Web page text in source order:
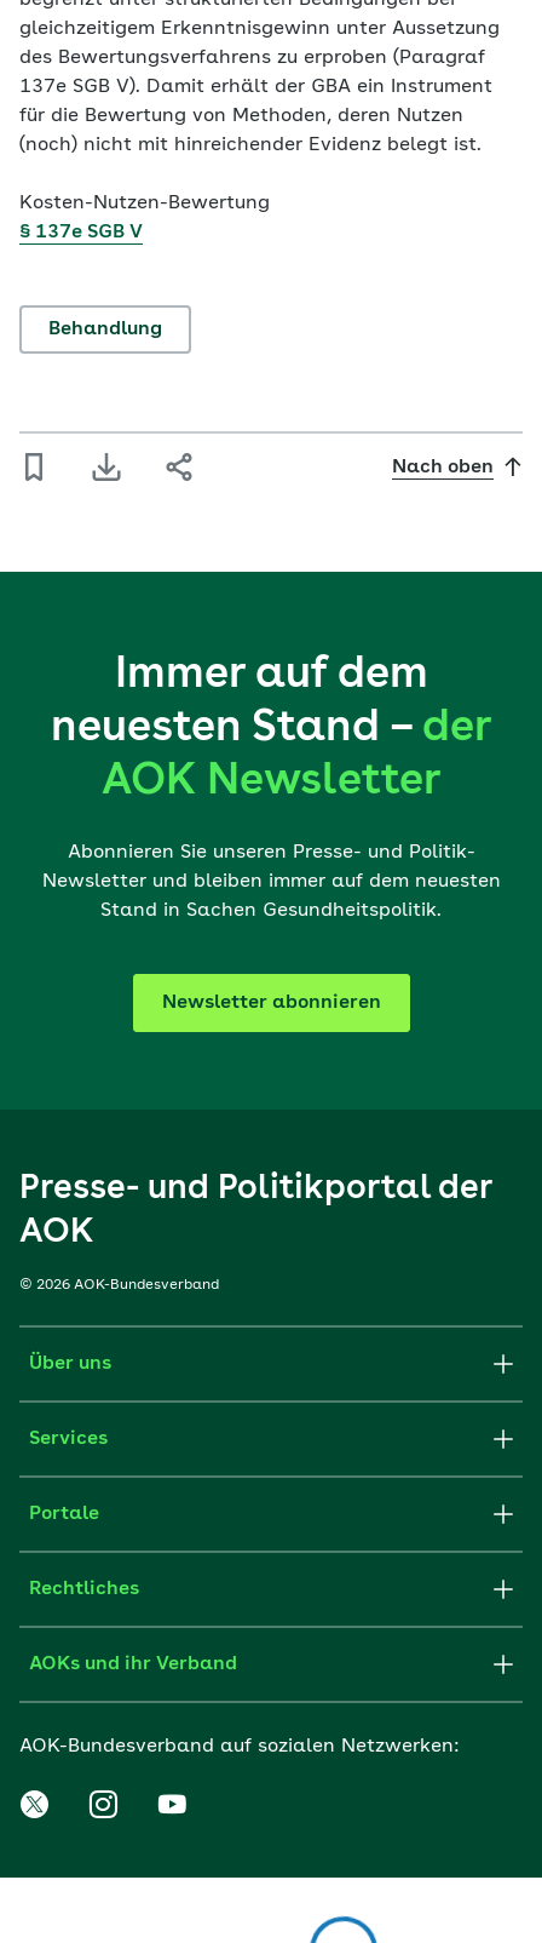
gleichzeitigem Erkenntnisgewinn unter Aussetzung
des Bewertungsverfahrens zu erproben (Paragraf
137e SGB V). Damit erhält der GBA ein Instrument
für die Bewertung von Methoden, deren Nutzen
(noch) nicht mit hinreichender Evidenz belegt ist.
Kosten-Nutzen-Bewertung
§ 137e SGB V
Behandlung
Nach oben
Immer auf dem
neuesten Stand – der
AOK Newsletter
Abonnieren Sie unseren Presse- und Politik-
Newsletter und bleiben immer auf dem neuesten
Stand in Sachen Gesundheitspolitik.
Newsletter abonnieren
Presse- und Politikportal der
AOK
© 2026 AOK-Bundesverband
Über uns
Services
Portale
Rechtliches
AOKs und ihr Verband
AOK-Bundesverband auf sozialen Netzwerken: